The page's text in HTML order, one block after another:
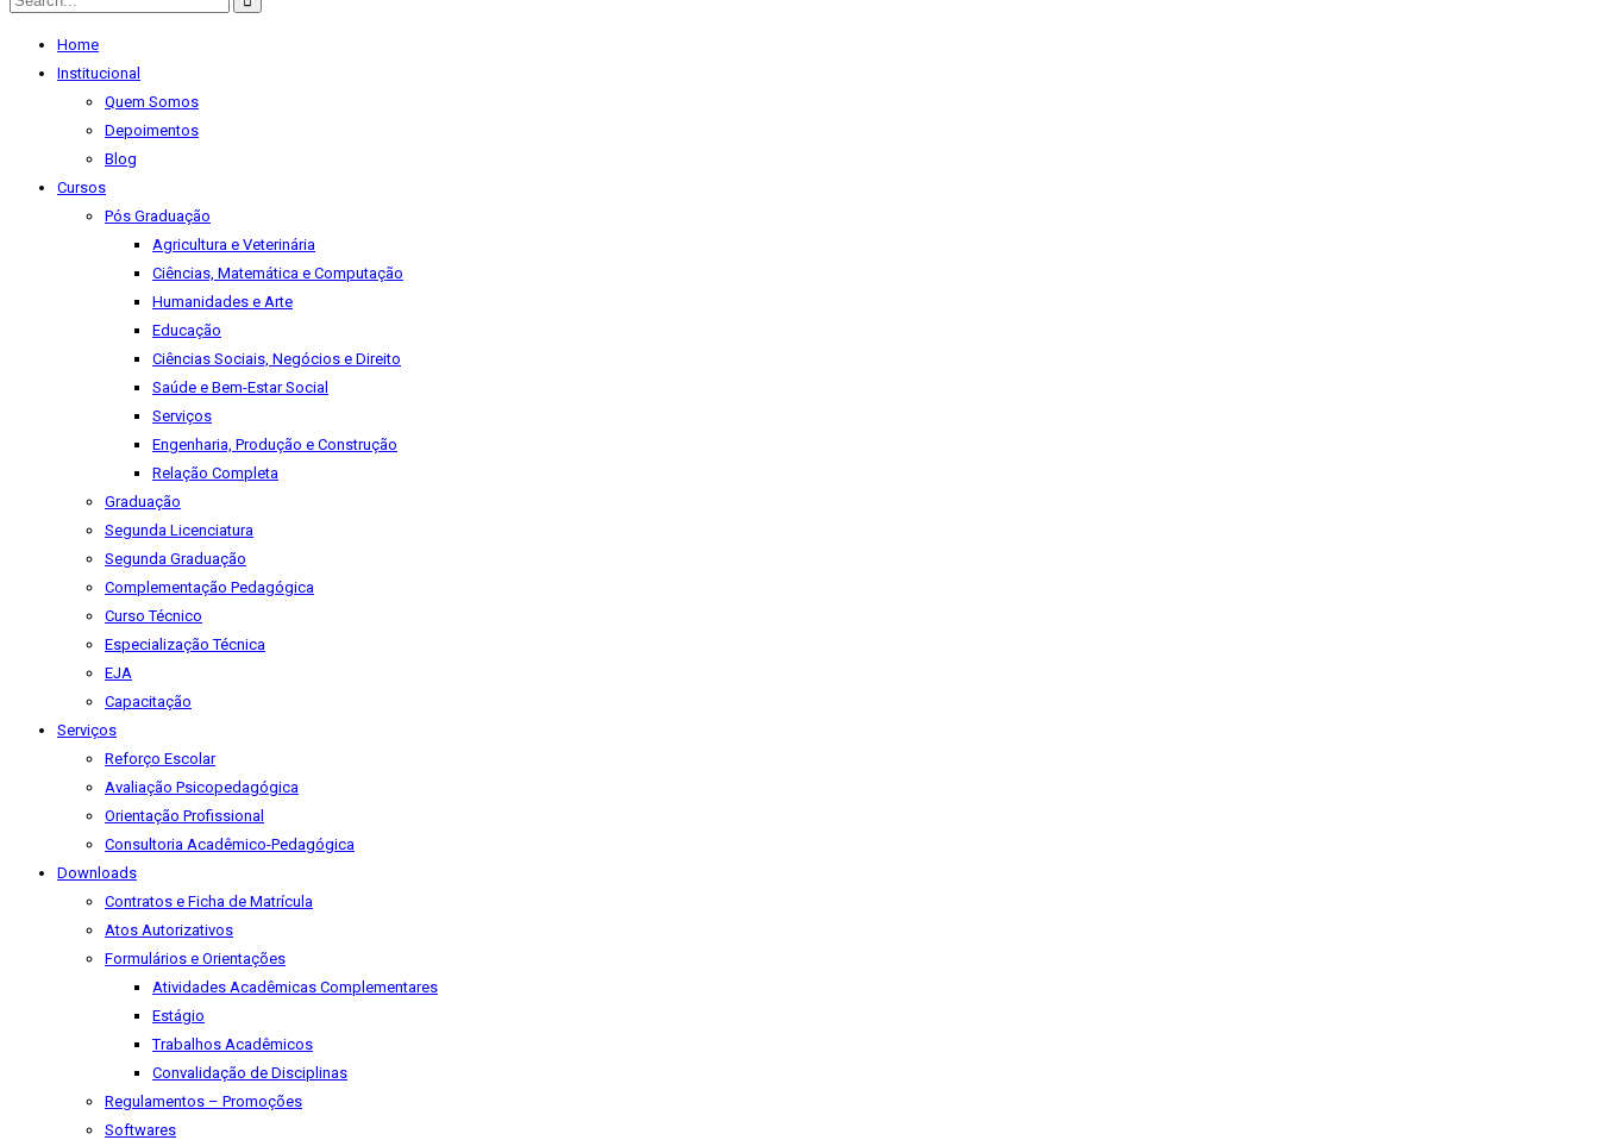
Home
Institucional
Quem Somos
Depoimentos
Blog
Cursos
Pós Graduação
Agricultura e Veterinária
Ciências, Matemática e Computação
Humanidades e Arte
Educação
Ciências Sociais, Negócios e Direito
Saúde e Bem-Estar Social
Serviços
Engenharia, Produção e Construção
Relação Completa
Graduação
Segunda Licenciatura
Segunda Graduação
Complementação Pedagógica
Curso Técnico
Especialização Técnica
EJA
Capacitação
Serviços
Reforço Escolar
Avaliação Psicopedagógica
Orientação Profissional
Consultoria Acadêmico-Pedagógica
Downloads
Contratos e Ficha de Matrícula
Atos Autorizativos
Formulários e Orientações
Atividades Acadêmicas Complementares
Estágio
Trabalhos Acadêmicos
Convalidação de Disciplinas
Regulamentos – Promoções
Softwares